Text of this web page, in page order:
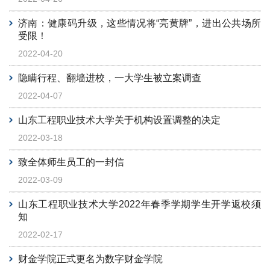
济南：健康码升级，这些情况将“亮黄牌”，进出公共场所
受限！
2022-04-20
隐瞒行程、翻墙进校，一大学生被立案调查
2022-04-07
山东工程职业技术大学关于机构设置调整的决定
2022-03-18
致全体师生员工的一封信
2022-03-09
山东工程职业技术大学2022年春季学期学生开学返校须
知
2022-02-17
财金学院正式更名为数字财金学院